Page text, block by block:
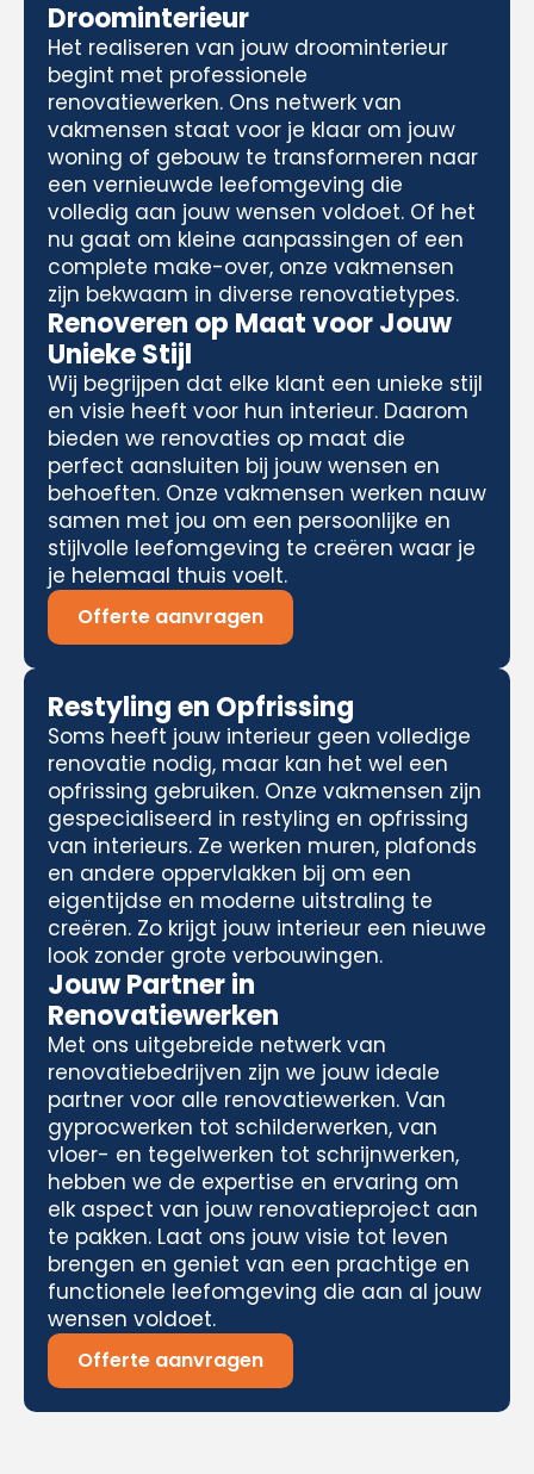
Droominterieur
Het realiseren van jouw droominterieur
begint met professionele
renovatiewerken. Ons netwerk van
vakmensen staat voor je klaar om jouw
woning of gebouw te transformeren naar
een vernieuwde leefomgeving die
volledig aan jouw wensen voldoet. Of het
nu gaat om kleine aanpassingen of een
complete make-over, onze vakmensen
zijn bekwaam in diverse renovatietypes.
Renoveren op Maat voor Jouw
Unieke Stijl
Wij begrijpen dat elke klant een unieke stijl
en visie heeft voor hun interieur. Daarom
bieden we renovaties op maat die
perfect aansluiten bij jouw wensen en
behoeften. Onze vakmensen werken nauw
samen met jou om een persoonlijke en
stijlvolle leefomgeving te creëren waar je
je helemaal thuis voelt.
Offerte aanvragen
Restyling en Opfrissing
Soms heeft jouw interieur geen volledige
renovatie nodig, maar kan het wel een
opfrissing gebruiken. Onze vakmensen zijn
gespecialiseerd in restyling en opfrissing
van interieurs. Ze werken muren, plafonds
en andere oppervlakken bij om een
eigentijdse en moderne uitstraling te
creëren. Zo krijgt jouw interieur een nieuwe
look zonder grote verbouwingen.
Jouw Partner in
Renovatiewerken
Met ons uitgebreide netwerk van
renovatiebedrijven zijn we jouw ideale
partner voor alle renovatiewerken. Van
gyprocwerken tot schilderwerken, van
vloer- en tegelwerken tot schrijnwerken,
hebben we de expertise en ervaring om
elk aspect van jouw renovatieproject aan
te pakken. Laat ons jouw visie tot leven
brengen en geniet van een prachtige en
functionele leefomgeving die aan al jouw
wensen voldoet.
Offerte aanvragen